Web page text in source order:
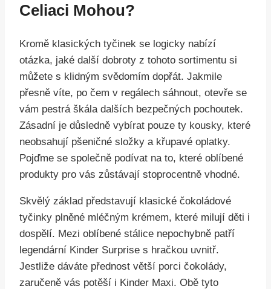
Celiaci Mohou?
Kromě klasických tyčinek se logicky nabízí
otázka, jaké další dobroty z tohoto sortimentu si
můžete s klidným svědomím dopřát. Jakmile
přesně víte, po čem v regálech sáhnout, otevře se
vám pestrá škála dalších bezpečných pochoutek.
Zásadní je důsledně vybírat pouze ty kousky, které
neobsahují pšeničné složky a křupavé oplatky.
Pojďme se společně podívat na to, které oblíbené
produkty pro vás zůstávají stoprocentně vhodné.
Skvělý základ představují klasické čokoládové
tyčinky plněné mléčným krémem, které milují děti i
dospělí. Mezi oblíbené stálice nepochybně patří
legendární Kinder Surprise s hračkou uvnitř.
Jestliže dáváte přednost větší porci čokolády,
zaručeně vás potěší i Kinder Maxi. Obě tyto